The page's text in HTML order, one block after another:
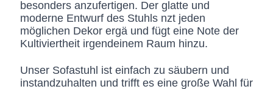
besonders anzufertigen. Der glatte und
moderne Entwurf des Stuhls nzt jeden
möglichen Dekor ergä und fügt eine Note der
Kultiviertheit irgendeinem Raum hinzu.
Unser Sofastuhl ist einfach zu säubern und
instandzuhalten und trifft es eine große Wahl für